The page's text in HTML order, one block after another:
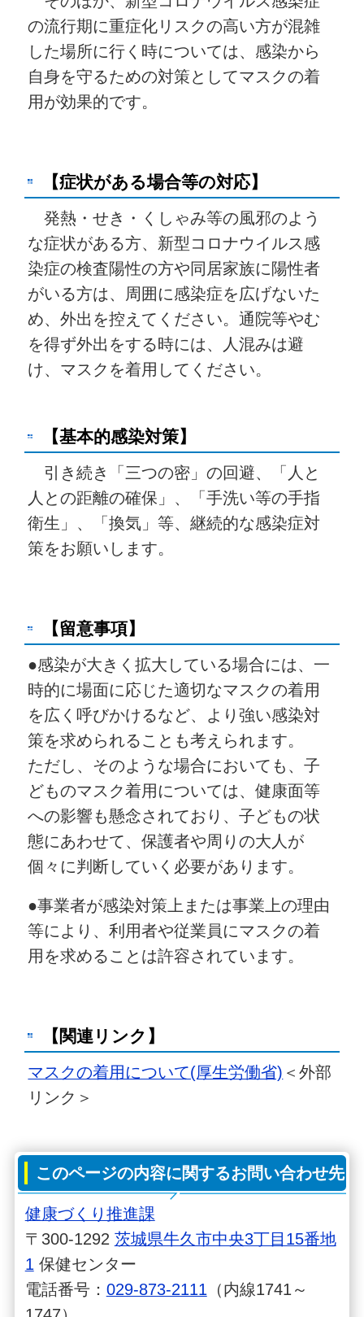
の流行期に重症化リスクの高い方が混雑
した場所に行く時については、感染から
自身を守るための対策としてマスクの着
用が効果的です。
【症状がある場合等の対応】
発熱・せき・くしゃみ等の風邪のよう
な症状がある方、新型コロナウイルス感
染症の検査陽性の方や同居家族に陽性者
がいる方は、周囲に感染症を広げないた
め、外出を控えてください。通院等やむ
を得ず外出をする時には、人混みは避
け、マスクを着用してください。
【基本的感染対策】
引き続き「三つの密」の回避、「人と
人との距離の確保」、「手洗い等の手指
衛生」、「換気」等、継続的な感染症対
策をお願いします。
【留意事項】
●感染が大きく拡大している場合には、一
時的に場面に応じた適切なマスクの着用
を広く呼びかけるなど、より強い感染対
策を求められることも考えられます。
ただし、そのような場合においても、子
どものマスク着用については、健康面等
への影響も懸念されており、子どもの状
態にあわせて、保護者や周りの大人が
個々に判断していく必要があります。
●事業者が感染対策上または事業上の理由
等により、利用者や従業員にマスクの着
用を求めることは許容されています。
【関連リンク】
マスクの着用について(厚生労働省) ＜外部
リンク＞
このページの内容に関するお問い合わせ先
健康づくり推進課
〒300-1292 茨城県牛久市中央3丁目15番地
1 保健センター
電話番号： 029-873-2111 （内線1741～